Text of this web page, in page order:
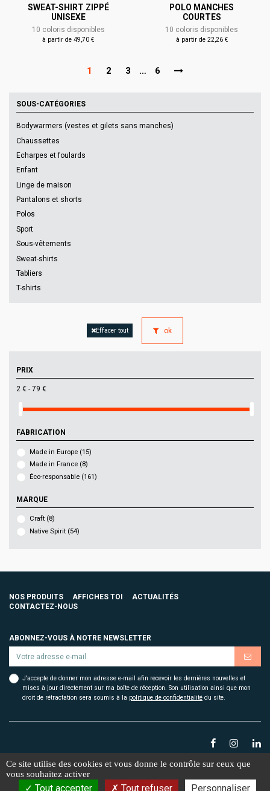
SWEAT-SHIRT ZIPPÉ
UNISEXE
10 coloris disponibles
à partir de 49,70 €
POLO MANCHES
COURTES
10 coloris disponibles
à partir de 22,26 €
1 2 3 … 6
SOUS-CATÉGORIES
Bodywarmers (vestes et gilets sans manches)
Chaussettes
Echarpes et foulards
Enfant
Linge de maison
Pantalons et shorts
Polos
Sport
Sous-vêtements
Sweat-shirts
Tabliers
T-shirts
Effacer tout ok
PRIX
2 € - 79 €
FABRICATION
Made in Europe (15)
Made in France (8)
Éco-responsable (161)
MARQUE
Craft (8)
Native Spirit (54)
NOS PRODUITS AFFICHES TOI
ACTUALITÉS
CONTACTEZ-NOUS
ABONNEZ-VOUS À NOTRE NEWSLETTER
J'accepte de donner mon adresse e-mail afin recevoir les dernières nouvelles et
mises à jour directement sur ma boîte de réception. Son utilisation ainsi que mon
droit de rétractation sera soumis à la politique de confidentialité du site.
2026 Affiches toi. Conception
Ce site utilise des cookies et vous donne le contrôle sur ceux que
vous souhaitez activer
Tout accepter Tout refuser Personnaliser